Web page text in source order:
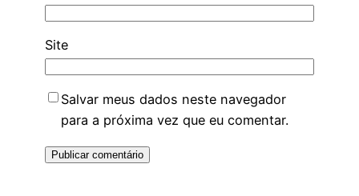
Site
Salvar meus dados neste navegador
para a próxima vez que eu comentar.